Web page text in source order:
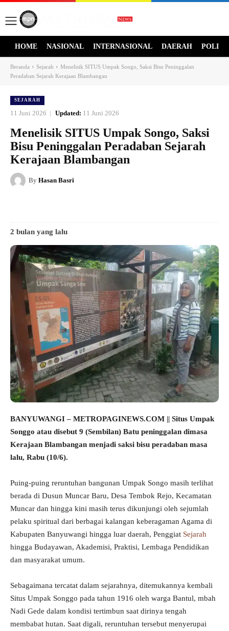
HOME NASIONAL INTERNASIONAL DAERAH
Beranda Sejarah
Menelisik SITUS Umpak Songo, Saksi Bisu Peninggalan
Peradaban Sejarah Kerajaan Blambangan
SEJARAH
11 Juni 2026 Updated: 11 Juni 2026
Menelisik SITUS Umpak Songo, Saksi
Bisu Peninggalan Peradaban Sejarah
Kerajaan Blambangan
By Hasan Basri
2 bulan yang lalu
BANYUWANGI – METROPAGINEWS.COM || Situs Umpak
Songgo atau disebut 9 (Sembilan) Batu peninggalan dimasa
Kerajaan Blambangan menjadi saksi bisu peradaban masa
lalu, Rabu (10/6).
Puing-puing reruntuhan bangunan Umpak Songo masih terlihat
berada di Dusun Muncar Baru, Desa Tembok Rejo, Kecamatan
Muncar dan hingga kini masih terus dikunjungi oleh sejumlah
pelaku spiritual dari berbagai kalangan keberagaman Agama di
Kabupaten Banyuwangi hingga luar daerah, Penggiat Sejarah
hingga Budayawan, Akademisi, Praktisi, Lembaga Pendidikan
dan masyarakat umum.
Sebagaimana tercatat dalam sejarahnya, ditemukannya kembali
Situs Umpak Songgo pada tahun 1916 oleh warga Bantul, mbah
Nadi Gede dalam kondisi tertimbun saat dirinya tengah
membabat hutan. Saat digali, reruntuhan tersebut menyerupai